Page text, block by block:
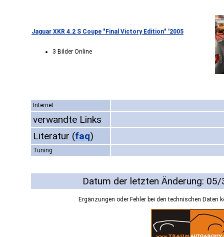
Jaguar XKR 4.2 S Coupe "Final Victory Edition" '2005
3 Bilder Online
Internet
verwandte Links
Literatur (faq)
Tuning
Datum der letzten Änderung:
Ergänzungen oder Fehler bei den technischen Daten